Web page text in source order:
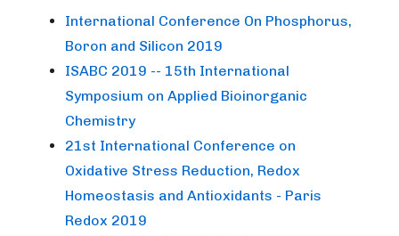
International Conference On Phosphorus,
Boron and Silicon 2019
ISABC 2019 -- 15th International
Symposium on Applied Bioinorganic
Chemistry
21st International Conference on
Oxidative Stress Reduction, Redox
Homeostasis and Antioxidants - Paris
Redox 2019